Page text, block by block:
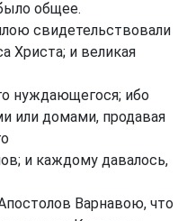
общее.
свидетельствовали
Христа; и великая
нуждающегося; ибо
или домами, продавая
и каждому давалось,
Варнавою, что